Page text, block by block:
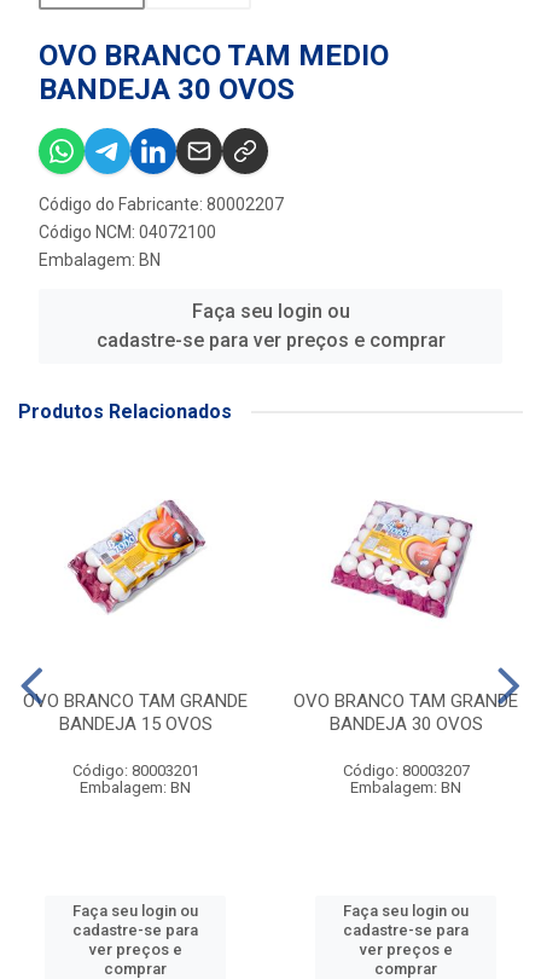
OVO BRANCO TAM MEDIO
BANDEJA 30 OVOS
Código do Fabricante: 80002207
Código NCM: 04072100
Embalagem: BN
Faça seu login ou
cadastre-se para ver preços e comprar
Produtos Relacionados
OVO BRANCO TAM GRANDE
BANDEJA 15 OVOS
Código: 80003201
Embalagem: BN
Faça seu login ou
cadastre-se para
ver preços e
comprar
OVO BRANCO TAM GRANDE
BANDEJA 30 OVOS
Código: 80003207
Embalagem: BN
Faça seu login ou
cadastre-se para
ver preços e
comprar